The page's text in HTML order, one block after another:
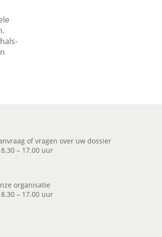
of vragen over uw dossier
– 17.00 uur
organisatie
– 17.00 uur